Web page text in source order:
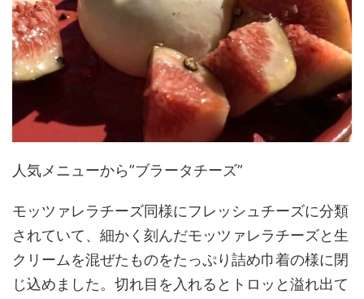
人気メニューから”ブラータチーズ”
モッツァレラチーズ同様にフレッシュチーズに分類
されていて、細かく刻んだモッツァレラチーズと生
クリームを混ぜたものをたっぷり詰め巾着の様に閉
じ込めました。切れ目を入れるとトロッと溢れ出て